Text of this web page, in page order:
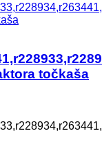
točkaša